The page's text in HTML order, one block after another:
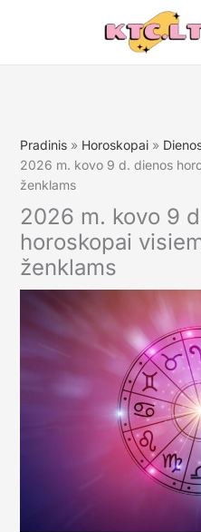
Pradinis Horoskopai
2026 m. kovo 9 d. dienos
ženklams
2026 m. kovo 9
horoskopai
ženklams